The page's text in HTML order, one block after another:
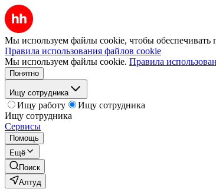
Мы используем файлы cookie, чтобы обеспечивать
Правила использования файлов cookie
Мы используем файлы cookie. Правила
Понятно
Ищу сотрудника
Ищу работу
Ищу сотрудника
Ищу сотрудника
Сервисы
Помощь
Ещё
Поиск
Алтуд